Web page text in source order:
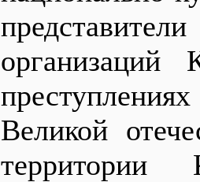
Великой
территории